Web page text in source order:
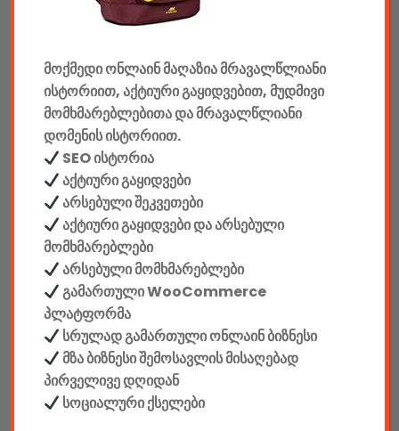
მანქანის აქსესუარები
ელემენტები
აკკუმულატორები
კაბელები & დამტენები
დისკები
ჩანთები
სეიფები
კონსტრუქტორები
E-mobility
მოქმედი ონლაინ მაღაზია მრავალწლიანი
ისტორიით, აქტიური გაყიდვებით, მუდმივი
მომხმარებლებითა და მრავალწლიანი
დომენის ისტორიით.
SEO ისტორია
აქტიური გაყიდვები
არსებული შეკვეთები
აქტიური გაყიდვები და არსებული
მომხმარებლები
არსებული მომხმარებლები
გამართული WooCommerce
პლატფორმა
სრულად გამართული ონლაინ ბიზნესი
მზა ბიზნესი შემოსავლის მისაღებად
პირველივე დღიდან
სოციალური ქსელები